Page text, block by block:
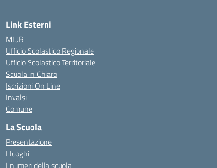
Link Esterni
MIUR
Ufficio Scolastico Regionale
Ufficio Scolastico Territoriale
Scuola in Chiaro
Iscrizioni On Line
Invalsi
Comune
La Scuola
Presentazione
I luoghi
I numeri della scuola